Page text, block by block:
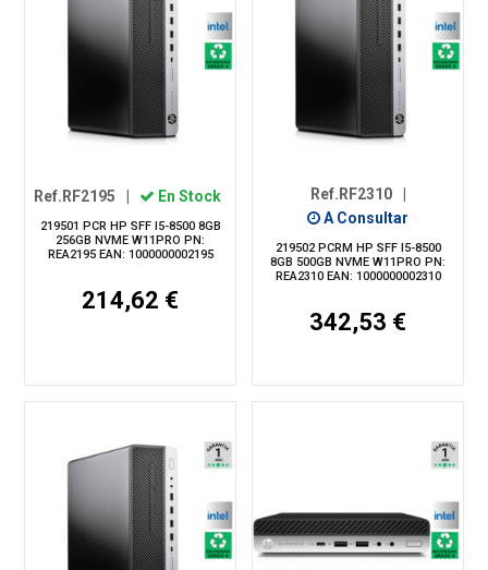
Ref.RF2195 En Stock
219501 PCR HP SFF I5-8500 8GB
256GB NVME W11PRO PN:
REA2195 EAN: 1000000002195
214,62 €
Ref.RF2310
A Consultar
219502 PCRM HP SFF I5-8500
8GB 500GB NVME W11PRO PN:
REA2310 EAN: 1000000002310
342,53 €